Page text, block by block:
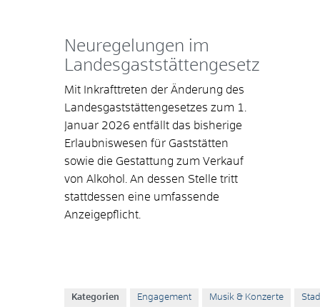
Neuregelungen im
Landesgaststättengesetz
Mit Inkrafttreten der Änderung des
Landesgaststättengesetzes zum 1.
Januar 2026 entfällt das bisherige
Erlaubniswesen für Gaststätten
sowie die Gestattung zum Verkauf
von Alkohol. An dessen Stelle tritt
stattdessen eine umfassende
Anzeigepflicht.
Kategorien Engagement Musik & Konzerte